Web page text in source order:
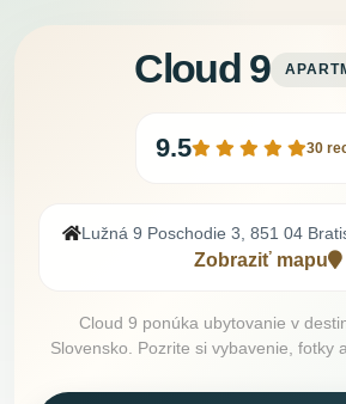
Cloud 9
9.5 30
Lužná 9 Poschodie 3, 851 04
Zobraziť mapu
Cloud 9 ponúka ubytovanie v
Slovensko. Pozrite si vybavenie, fotky